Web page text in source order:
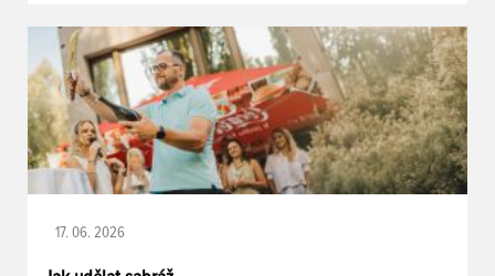
17. 06. 2026